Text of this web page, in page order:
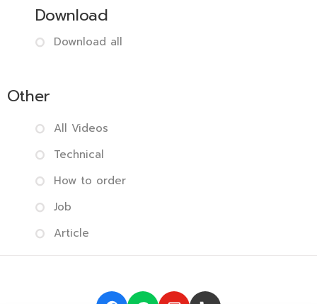
Download
Download all
Other
All Videos
Technical
How to order
Job
Article